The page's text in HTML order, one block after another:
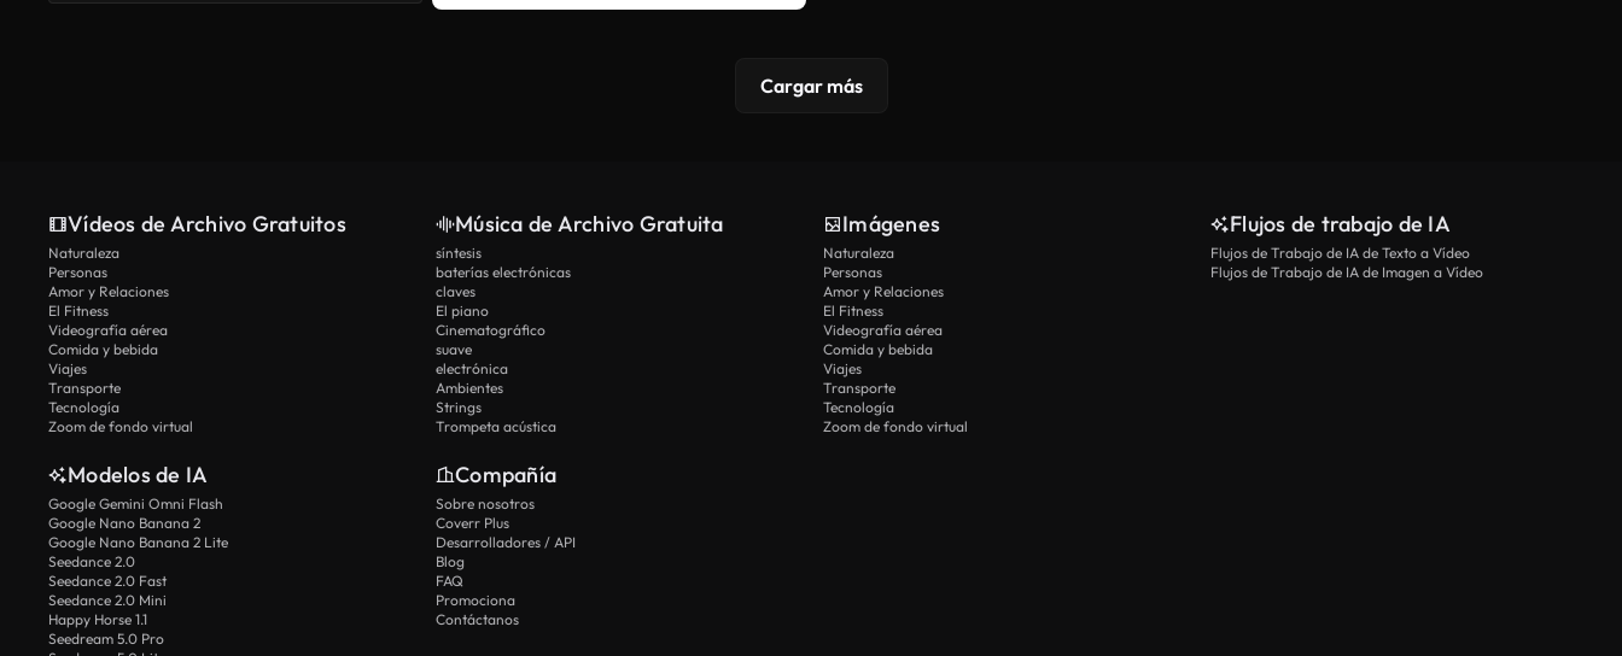
Cargar más
Vídeos de Archivo Gratuitos
Naturaleza
Personas
Amor y Relaciones
El Fitness
Videografía aérea
Comida y bebida
Viajes
Transporte
Tecnología
Zoom de fondo virtual
Música de Archivo Gratuita
síntesis
baterías electrónicas
claves
El piano
Cinematográfico
suave
electrónica
Ambientes
Strings
Trompeta acústica
Imágenes
Naturaleza
Personas
Amor y Relaciones
El Fitness
Videografía aérea
Comida y bebida
Viajes
Transporte
Tecnología
Zoom de fondo virtual
Flujos de trabajo de IA
Flujos de Trabajo de IA de Texto a Vídeo
Flujos de Trabajo de IA de Imagen a Vídeo
Modelos de IA
Google Gemini Omni Flash
Google Nano Banana 2
Google Nano Banana 2 Lite
Seedance 2.0
Seedance 2.0 Fast
Seedance 2.0 Mini
Happy Horse 1.1
Seedream 5.0 Pro
Compañía
Sobre nosotros
Coverr Plus
Desarrolladores / API
Blog
FAQ
Promociona
Contáctanos